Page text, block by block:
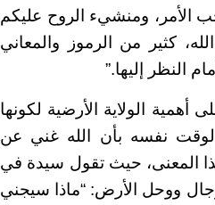
الأمر، ومنشيء الروح عليكم
كثير من الرموز والمعاني
النظر إليها.”
الولاية الأرضية لكونها
الوقت نفسه بأن الله غني عن
المعنى، حيث تقول سيدة في
ووحل الأرض: “ماذا سيجني